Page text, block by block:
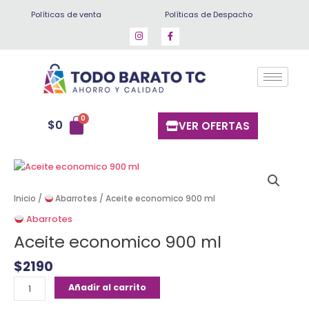
Políticas de venta Políticas de Despacho
$0 VER OFERTAS
Inicio / Abarrotes / Aceite economico 900 ml
Abarrotes
Aceite economico 900 ml
$2190
Aceite
900
cantidad
Añadir al carrito